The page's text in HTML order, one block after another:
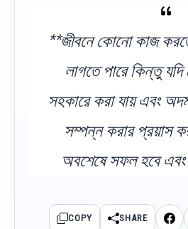
**জীবনে কোনো কাজ
লাগতে পারে কিন্তু যদি
সহকারে করা যায় এবং
সম্পন্ন করার প্রয়াস
অবশেষে সফল হবে এবং
COPY SHARE